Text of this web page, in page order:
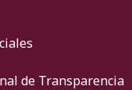
de Transparencia